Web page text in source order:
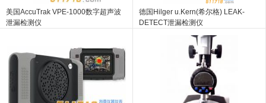
美国AccuTrak VPE-1000数字超声波
泄漏检测仪
德国Hilger u.Kern(希尔格) LEAK-
DETECT泄漏检测仪